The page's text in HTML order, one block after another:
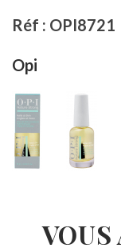
Réf : OPI8721
Opi
VOUS